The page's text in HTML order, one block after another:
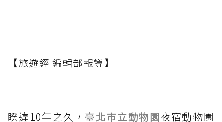
【旅遊經 編輯部報導】
睽違10年之久， 臺北市立動物園夜宿動物園